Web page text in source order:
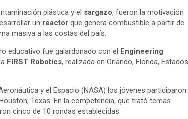
plástica y el sargazo, fueron la motivación
un reactor que genera combustible a partir de
masiva a las costas del país.
educativo fue galardonado con el
Engineering
FIRST Robotics, realizada en Orlando, Florida, Estados
y el Espacio (NASA) los jóvenes participaron
Texas. En la competencia, que trató temas
cinco de 10 rondas establecidas.